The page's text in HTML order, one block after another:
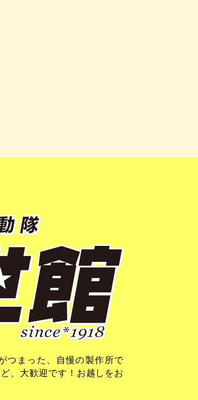
つまった、自慢の製作所で
、大歓迎です！お越しをお